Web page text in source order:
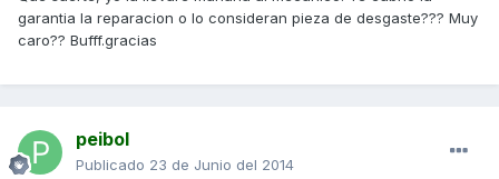
garantia la reparacion o lo consideran pieza de desgaste??? Muy
caro?? Bufff.gracias
peibol
Publicado 23 de Junio del 2014